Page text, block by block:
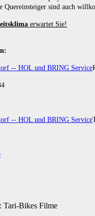
Quereinsteiger sind auch
erwartet Sie!
Tari-Bikes Filme